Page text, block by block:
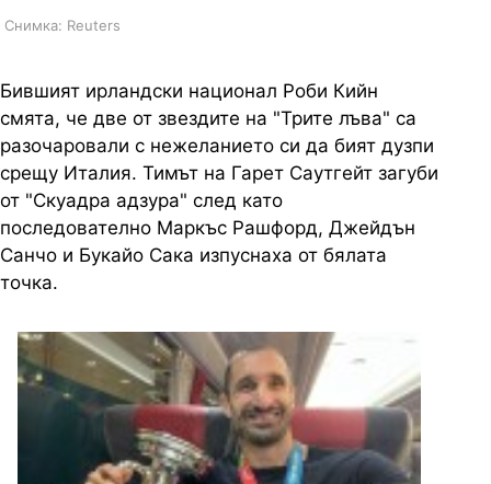
Снимка: Reuters
Бившият ирландски национал Роби Кийн
смята, че две от звездите на "Трите лъва" са
разочаровали с нежеланието си да бият дузпи
срещу Италия. Тимът на Гарет Саутгейт загуби
от "Скуадра адзура" след като
последователно Маркъс Рашфорд, Джейдън
Санчо и Букайо Сака изпуснаха от бялата
точка.